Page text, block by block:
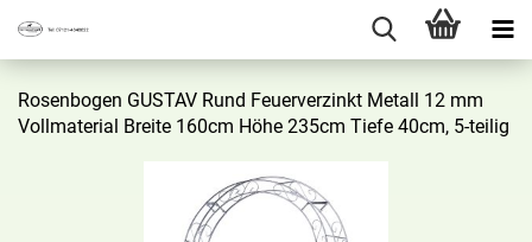
Ro­sen­bo­gen GUS­TAV Rund Feu­er­ver­zinkt Me­tall 12 mm
Voll­ma­te­ri­al Brei­te 160cm Höhe 235cm Tiefe 40cm, 5-​teilig